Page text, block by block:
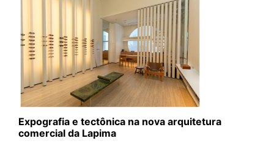
Expografia e tectônica na nova arquitetura
comercial da Lapima